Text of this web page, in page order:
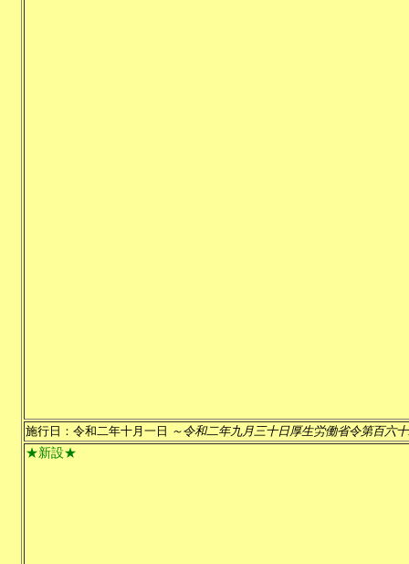
施行日：令和二年十月一日 ～令和二年九月三十日厚生労働省令第百六
★新設★